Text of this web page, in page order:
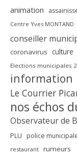
animation
Centre Yves MONTAND
conseiller
coronavirus culture
Elections municipales
information
Le Courrier
nos échos
Observateur de
PLU police
restaurant rumeurs